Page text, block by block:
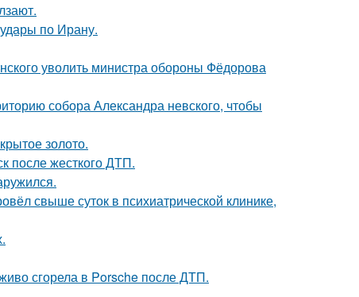
по Ирану.
уволить министра обороны Фёдорова
собора Александра невского, чтобы
золото.
после жесткого ДТП.
свыше суток в психиатрической клинике,
сгорела в Porsche после ДТП.